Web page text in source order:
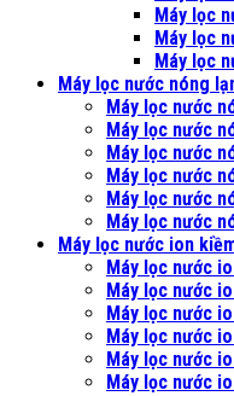
Máy lọc
Máy lọc
Máy lọc
Máy lọc nước nóng
Máy lọc nước
Máy lọc nước
Máy lọc nước
Máy lọc nước
Máy lọc nước
Máy lọc nước
Máy lọc nước ion
Máy lọc nước
Máy lọc nước
Máy lọc nước
Máy lọc nước
Máy lọc nước
Máy lọc nước